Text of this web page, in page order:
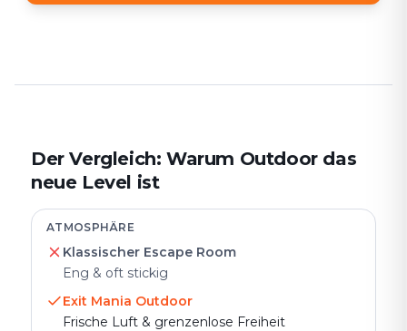
Der Vergleich: Warum Outdoor das
neue Level ist
ATMOSPHÄRE
Klassischer Escape Room
Eng & oft stickig
Exit Mania Outdoor
Frische Luft & grenzenlose Freiheit